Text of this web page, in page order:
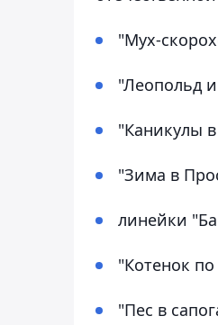
"Мух-
"Леопольд
"Каникулы
"Зима в
линейки
"Котенок
"Пес в